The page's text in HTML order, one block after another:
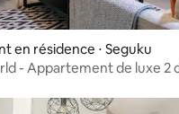
en résidence ⋅ Seguku
- Appartement de luxe 2